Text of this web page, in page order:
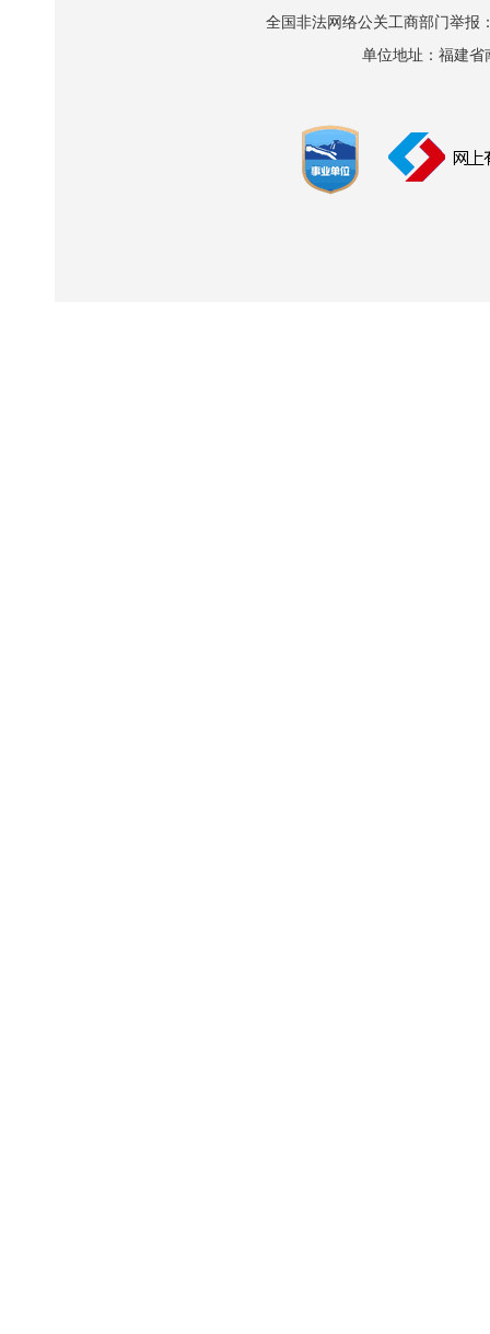
全国非法网络公关工商部门举报
单位地址：福建省